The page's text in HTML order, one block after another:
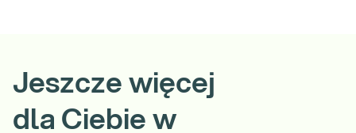
Jeszcze więcej
dla Ciebie w